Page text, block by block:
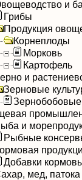
и
Грибы
Продукция
Корнеплоды
Морковь
Картофель
и
Зерновые
Зернобобовые
и
Рыбные
Добавки
мед, патока